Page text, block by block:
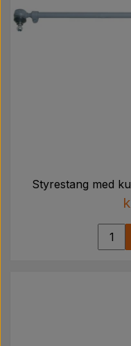
Styrestang med